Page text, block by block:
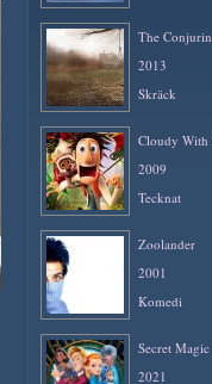
The
2013
Skräck
Cloudy With
2009
Tecknat
Zoolander
2001
Komedi
Secret
2021